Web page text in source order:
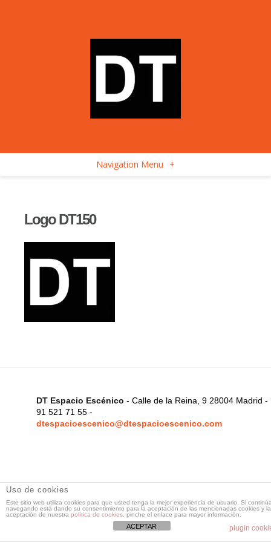
Navigation Menu +
Logo DT150
DT Espacio Escénico - Calle de la Reina, 9 28004 Madrid -
91 521 71 55 -
dtespacioescenico@dtespacioescenico.com
Uso de cookies
Este sitio web utiliza cookies para que usted tenga la mejor experiencia de usuario. Si
navegando está dando su consentimiento para la aceptación de las mencionadas cookies y la
aceptación de nuestra política de cookies , pinche el enlace para mayor información.
plugin
ACEPTAR